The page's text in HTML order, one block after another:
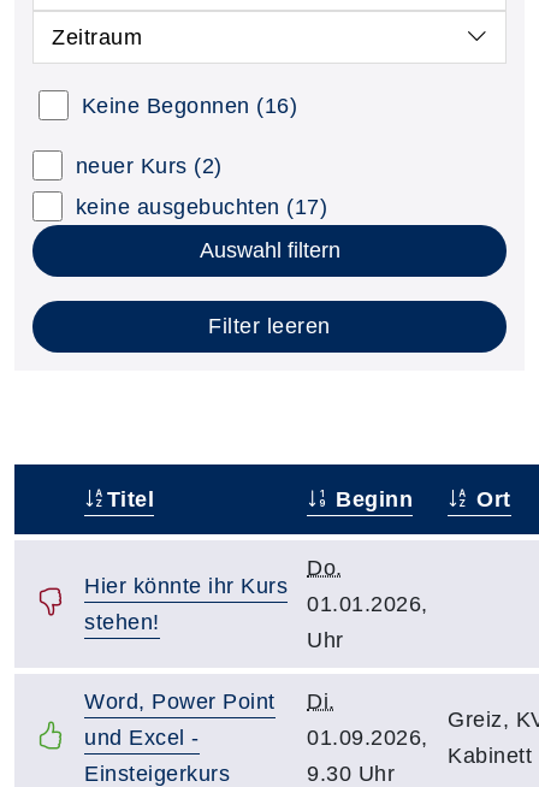
Zeitraum
Keine Begonnen (16)
neuer Kurs (2)
keine ausgebuchten (17)
Auswahl filtern
Filter leeren
Titel Beginn Ort
Hier könnte ihr Kurs
stehen!
Do.
01.01.2026,
Uhr
Word, Power Point
und Excel -
Einsteigerkurs
Di.
01.09.2026,
9.30 Uhr
Greiz,
Kabinett